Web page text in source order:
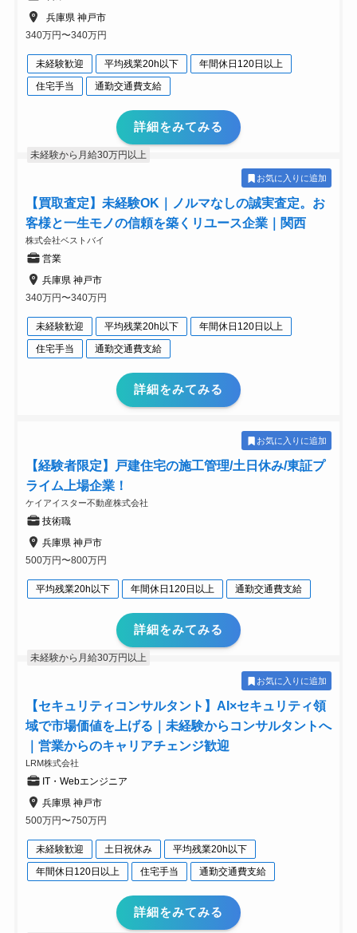
兵庫県 神戸市
340万円〜340万円
未経験歓迎 平均残業20h以下
年間休日120日以上
住宅手当
通勤交通費支給
詳細をみてみる
未経験から月給30万円以上
お気に入りに追加
【買取査定】未経験OK｜ノルマなしの誠実査定。お
客様と一生モノの信頼を築くリユース企業｜関西
株式会社ベストバイ
営業
兵庫県 神戸市
340万円〜340万円
未経験歓迎 平均残業20h以下
年間休日120日以上
住宅手当
通勤交通費支給
詳細をみてみる
お気に入りに追加
【経験者限定】戸建住宅の施工管理/土日休み/東証プ
ライム上場企業！
ケイアイスター不動産株式会社
技術職
兵庫県 神戸市
500万円〜800万円
平均残業20h以下 年間休日120日以上 通勤交通費支給
詳細をみてみる
未経験から月給30万円以上
お気に入りに追加
【セキュリティコンサルタント】AI×セキュリティ領
域で市場価値を上げる｜未経験からコンサルタントへ
｜営業からのキャリアチェンジ歓迎
LRM株式会社
IT・Webエンジニア
兵庫県 神戸市
500万円〜750万円
未経験歓迎 土日祝休み
平均残業20h以下
年間休日120日以上
住宅手当 通勤交通費支給
詳細をみてみる